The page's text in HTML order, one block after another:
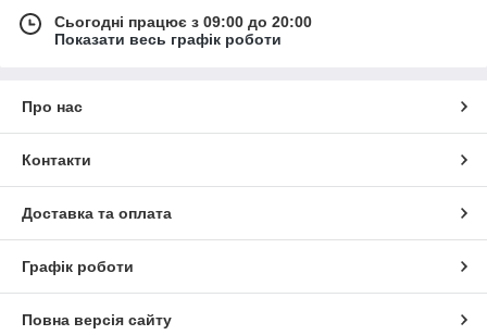
Сьогодні працює з 09:00 до 20:00
Показати весь графік роботи
Про нас
Контакти
Доставка та оплата
Графік роботи
Повна версія сайту